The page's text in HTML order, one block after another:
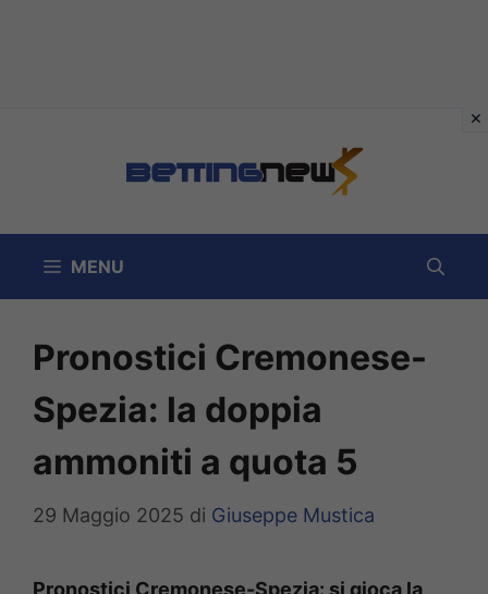
MENU
Pronostici Cremonese-
Spezia: la doppia
ammoniti a quota 5
29 Maggio 2025 di Giuseppe Mustica